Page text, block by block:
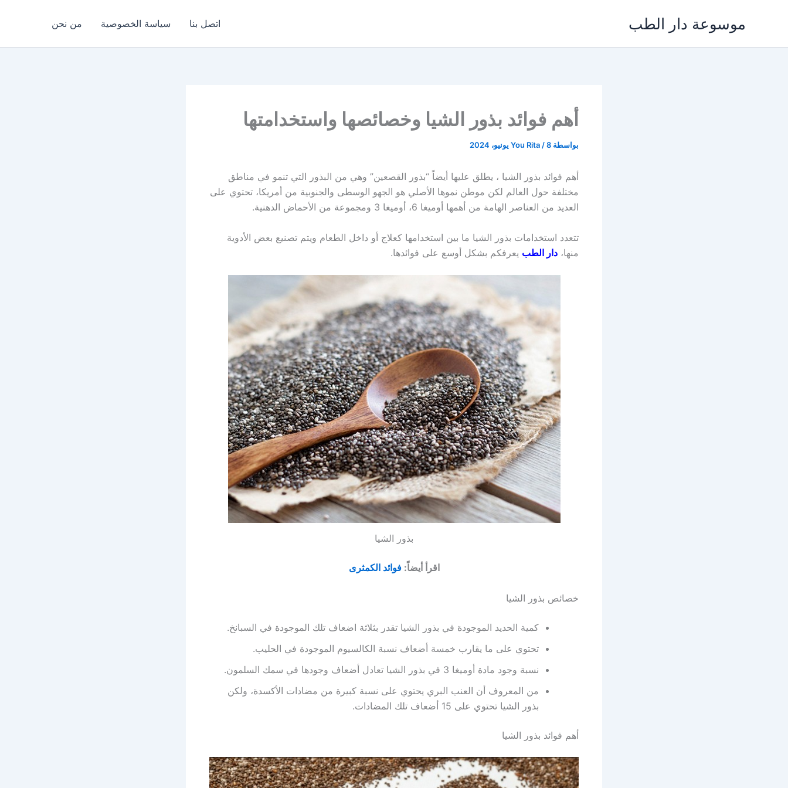
موسوعة دار الطب اتصل بنا سياسة الخصوصية من نحن
أهم فوائد بذور الشيا وخصائصها واستخدامتها
بواسطة You Rita /8 يونيو، 2024
أهم فوائد بذور الشيا ، يطلق عليها أيضاً “بذور القصعين” وهي من البذور التي تنمو في مناطق
مختلفة حول العالم لكن موطن نموها الأصلي هو الجهو الوسطى والجنوبية من أمريكا، تحتوي على
العديد من العناصر الهامة من أهمها أوميغا 6، أوميغا 3 ومجموعة من الأحماض الدهنية.
تتعدد استخدامات بذور الشيا ما بين استخدامها كعلاج أو داخل الطعام ويتم تصنيع بعض الأدوية
منها، دار الطب يعرفكم بشكل أوسع على فوائدها.
بذور الشيا
اقرأ أيضاً:فوائد الكمثرى
خصائص بذور الشيا
كمية الحديد الموجودة في بذور الشيا تقدر بثلاثة اضعاف تلك الموجودة في السبانخ.
تحتوي على ما يقارب خمسة أضعاف نسبة الكالسيوم الموجودة في الحليب.
نسبة وجود مادة أوميغا 3 في بذور الشيا تعادل أضعاف وجودها في سمك السلمون.
من المعروف أن العنب البري يحتوي على نسبة كبيرة من مضادات الأكسدة، ولكن
بذور الشيا تحتوي على 15 أضعاف تلك المضادات.
أهم فوائد بذور الشيا